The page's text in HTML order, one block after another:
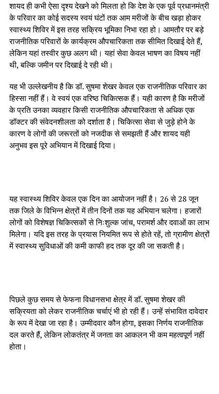
शायद ही कभी ऐसा दृश्य देखने को मिलता हो कि देश के एक पूर्व प्रधानमंत्री
के परिवार का कोई सदस्य स्वयं घंटों तक आम मरीजों के बीच खड़ा होकर
स्वास्थ्य शिविर में इस तरह सक्रिय भूमिका निभा रहा हो। आमतौर पर बड़े
राजनीतिक परिवारों के कार्यक्रम औपचारिकता तक सीमित दिखाई देते हैं,
लेकिन यहां तस्वीर कुछ अलग थी। यहां सेवा केवल भाषण का विषय नहीं
थी, बल्कि जमीन पर दिखाई दे रही थी।
यह भी उल्लेखनीय है कि डॉ. सुषमा शेखर केवल एक राजनीतिक परिवार का
हिस्सा नहीं हैं। वे स्वयं एक वरिष्ठ चिकित्सक हैं। यही कारण है कि मरीजों
के प्रति उनका व्यवहार किसी राजनीतिक औपचारिकता से अधिक एक
डॉक्टर की संवेदनशीलता को दर्शाता है। चिकित्सा सेवा से जुड़े होने के
कारण वे लोगों की जरूरतों को नजदीक से समझती हैं और शायद यही
अनुभव इस पूरे अभियान में दिखाई दिया।
यह स्वास्थ्य शिविर केवल एक दिन का आयोजन नहीं है। 26 से 28 जून
तक जिले के विभिन्न क्षेत्रों में तीन दिनों तक यह अभियान चलेगा। हजारों
लोगों को विशेषज्ञ चिकित्सकों से निःशुल्क जांच, परामर्श और दवाओं का लाभ
मिलेगा। यदि इस तरह के प्रयास नियमित रूप से होते रहें, तो ग्रामीण क्षेत्रों
में स्वास्थ्य सुविधाओं की कमी काफी हद तक दूर की जा सकती है।
पिछले कुछ समय से फेफना विधानसभा क्षेत्र में डॉ. सुषमा शेखर की
सक्रियता को लेकर राजनीतिक चर्चाएं भी हो रही हैं। उन्हें संभावित दावेदार
के रूप में देखा जा रहा है। उम्मीदवार कौन होगा, इसका निर्णय राजनीतिक
दल करते हैं, लेकिन लोकतंत्र में जनता का आकलन भी कम महत्वपूर्ण नहीं
होता।